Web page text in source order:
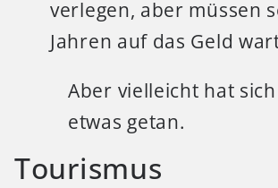
verlegen, aber müssen
Jahren auf das Geld
Aber vielleicht hat
etwas getan.
Tourismus